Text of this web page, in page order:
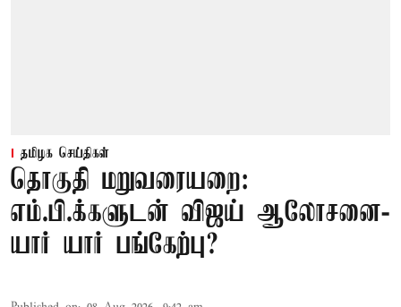
தமிழக செய்திகள்
தொகுதி மறுவரையறை:
எம்.பி.க்களுடன் விஜய் ஆலோசனை-
யார் யார் பங்கேற்பு?